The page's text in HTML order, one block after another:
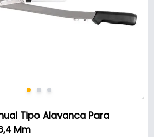
Tipo Alavanca Para
Mm